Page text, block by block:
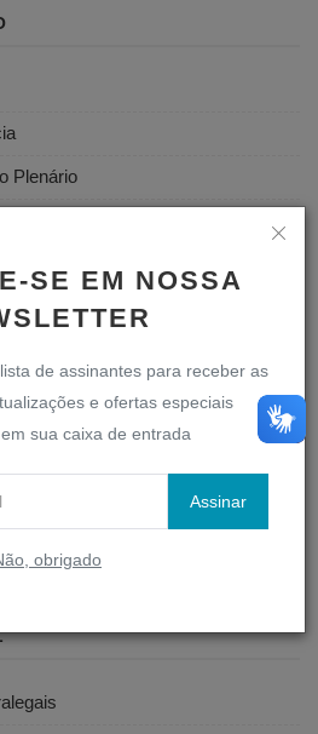
SE EM NOSSA
de assinantes para receber as
e ofertas especiais
sua caixa de entrada
Assinar
obrigado
Plenário